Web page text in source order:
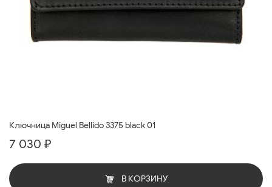
Ключница Miguel Bellido 3375 black 01
7 030 ₽
В КОРЗИНУ